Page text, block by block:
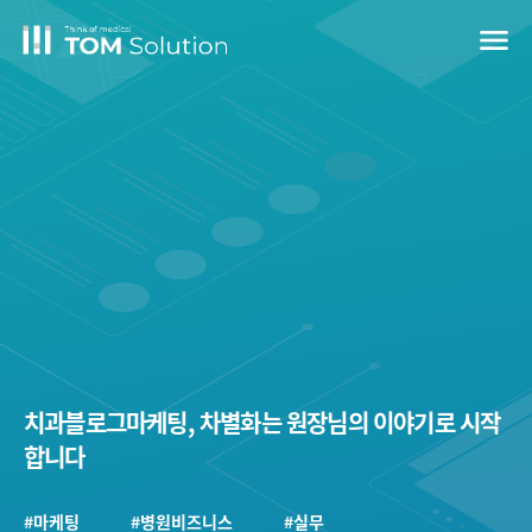
menu
치과블로그마케팅, 차별화는 원장님의 이야기로 시작
합니다
#마케팅 #병원비즈니스 #실무